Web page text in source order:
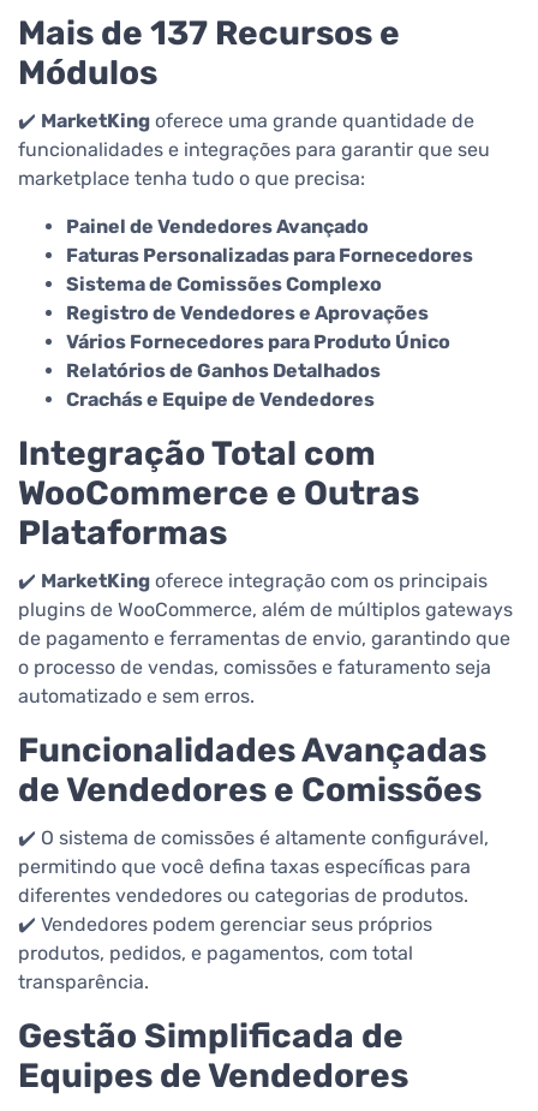
Mais de 137 Recursos e
Módulos
✔️ MarketKing oferece uma grande quantidade de
funcionalidades e integrações para garantir que seu
marketplace tenha tudo o que precisa:
Painel de Vendedores Avançado
Faturas Personalizadas para Fornecedores
Sistema de Comissões Complexo
Registro de Vendedores e Aprovações
Vários Fornecedores para Produto Único
Relatórios de Ganhos Detalhados
Crachás e Equipe de Vendedores
Integração Total com
WooCommerce e Outras
Plataformas
✔️ MarketKing oferece integração com os principais
plugins de WooCommerce, além de múltiplos gateways
de pagamento e ferramentas de envio, garantindo que
o processo de vendas, comissões e faturamento seja
automatizado e sem erros.
Funcionalidades Avançadas
de Vendedores e Comissões
✔️ O sistema de comissões é altamente configurável,
permitindo que você defina taxas específicas para
diferentes vendedores ou categorias de produtos.
✔️ Vendedores podem gerenciar seus próprios
produtos, pedidos, e pagamentos, com total
transparência.
Gestão Simplificada de
Equipes de Vendedores